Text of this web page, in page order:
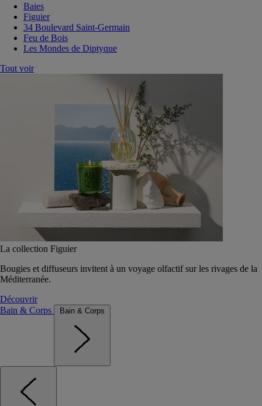
Baies
Figuier
34 Boulevard Saint-Germain
Feu de Bois
Les Mondes de Diptyque
Tout voir
La collection Figuier
Bougies et diffuseurs invitent à un voyage olfactif sur les rivages de la
Méditerranée.
Découvrir
Bain & Corps
Bain & Corps